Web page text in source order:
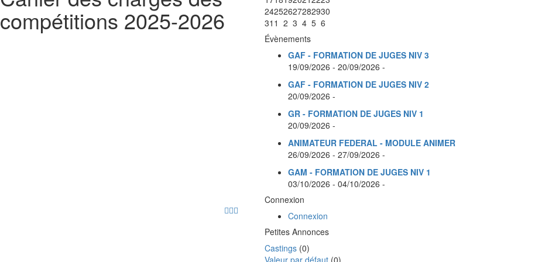
compétitions 2025-2026
24252627282930
31 1 2 3 4 5 6
Évènements
GAF - FORMATION DE JUGES NIV 3
19/09/2026 - 20/09/2026 -
GAF - FORMATION DE JUGES NIV 2
20/09/2026 -
GR - FORMATION DE JUGES NIV 1
20/09/2026 -
ANIMATEUR FEDERAL - MODULE ANIMER
26/09/2026 - 27/09/2026 -
GAM - FORMATION DE JUGES NIV 1
03/10/2026 - 04/10/2026 -
Connexion
Connexion
Petites Annonces
Castings (0)
Valeur par défaut (0)